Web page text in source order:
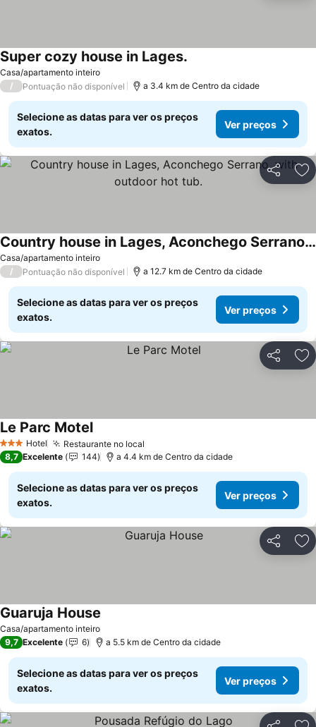
Casa/apartamento inteiro
Super cozy house in Lages.
/ Pontuação não disponível a 3.4 km de Centro da cidade
Selecione as datas para ver os preços
exatos.
Ver preços
Partilhar
Casa/apartamento inteiro
Country house in Lages, Aconchego Serrano, with outdoor hot tub.
/ Pontuação não disponível a 12.7 km de Centro da cidade
Selecione as datas para ver os preços
exatos.
Ver preços
Partilhar
3 EstrelasHotel Restaurante no local
Le Parc Motel
8,7 Excelente 144 a 4.4 km de Centro da cidade
Selecione as datas para ver os preços
exatos.
Ver preços
Partilhar
Casa/apartamento inteiro
Guaruja House
9,7 Excelente 6 a 5.5 km de Centro da cidade
Selecione as datas para ver os preços
exatos.
Ver preços